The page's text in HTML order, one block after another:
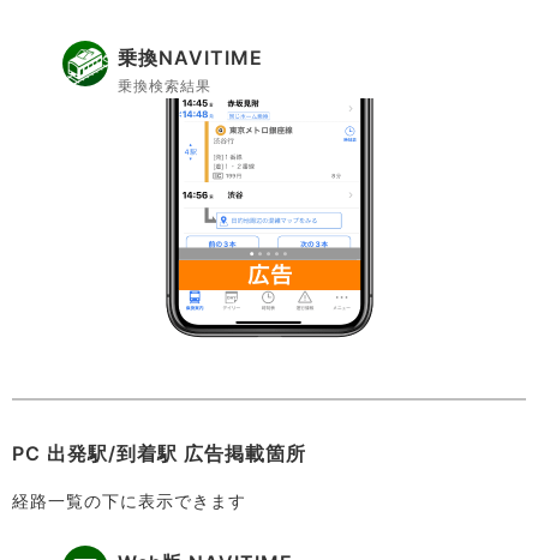
乗換NAVITIME
乗換検索結果
PC 出発駅/到着駅 広告掲載箇所
経路一覧の下に表示できます